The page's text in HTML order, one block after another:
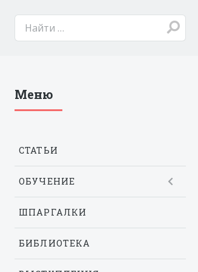
Меню
СТАТЬИ
ОБУЧЕНИЕ
ШПАРГАЛКИ
БИБЛИОТЕКА